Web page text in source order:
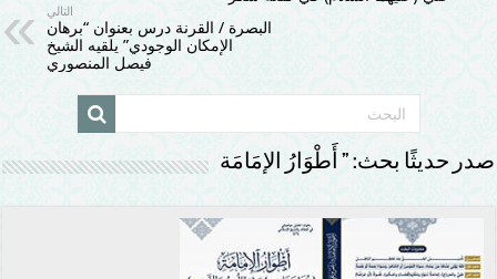
التالي
البصرة / القرنة درس بعنوان “برهان
الإمكان الوجودي” يلقيه الشيخ
فيصل المنصوري
صدر حديثًا بحث: ” أَطْوَارُ الإمَامَة